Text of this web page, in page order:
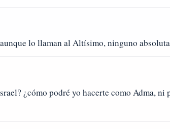
lo llaman al Altísimo, ninguno
¿cómo podré yo hacerte como Adma,